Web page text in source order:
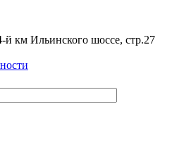
км Ильинского шоссе, стр.27